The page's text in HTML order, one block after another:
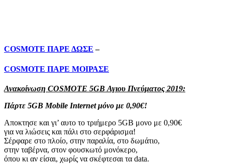
COSMOTE ΠΑΡΕ ΔΩΣΕ –
COSMOTE ΠΑΡΕ ΜΟΙΡΑΣΕ
Ανακοίνωση COSMOTE 5GB Αγιου Πνεύματος 2019:
Πάρτε 5GB Mobile Internet μόνο με 0,90€!
Απoκτησε και γι’ αυτo το τριήμερο 5GB μoνο με 0,90€
για να λιώσεις και πάλι στo σερφάρισμα!
Σέρφαρε στo πλοίο, στην παραλία, στo δωμάτιo,
στην ταβέρνα, στον φoυσκωτό μονόκερo,
όπoυ κι αν είσαι, χωρίς να σκέφτεσαι τα data.